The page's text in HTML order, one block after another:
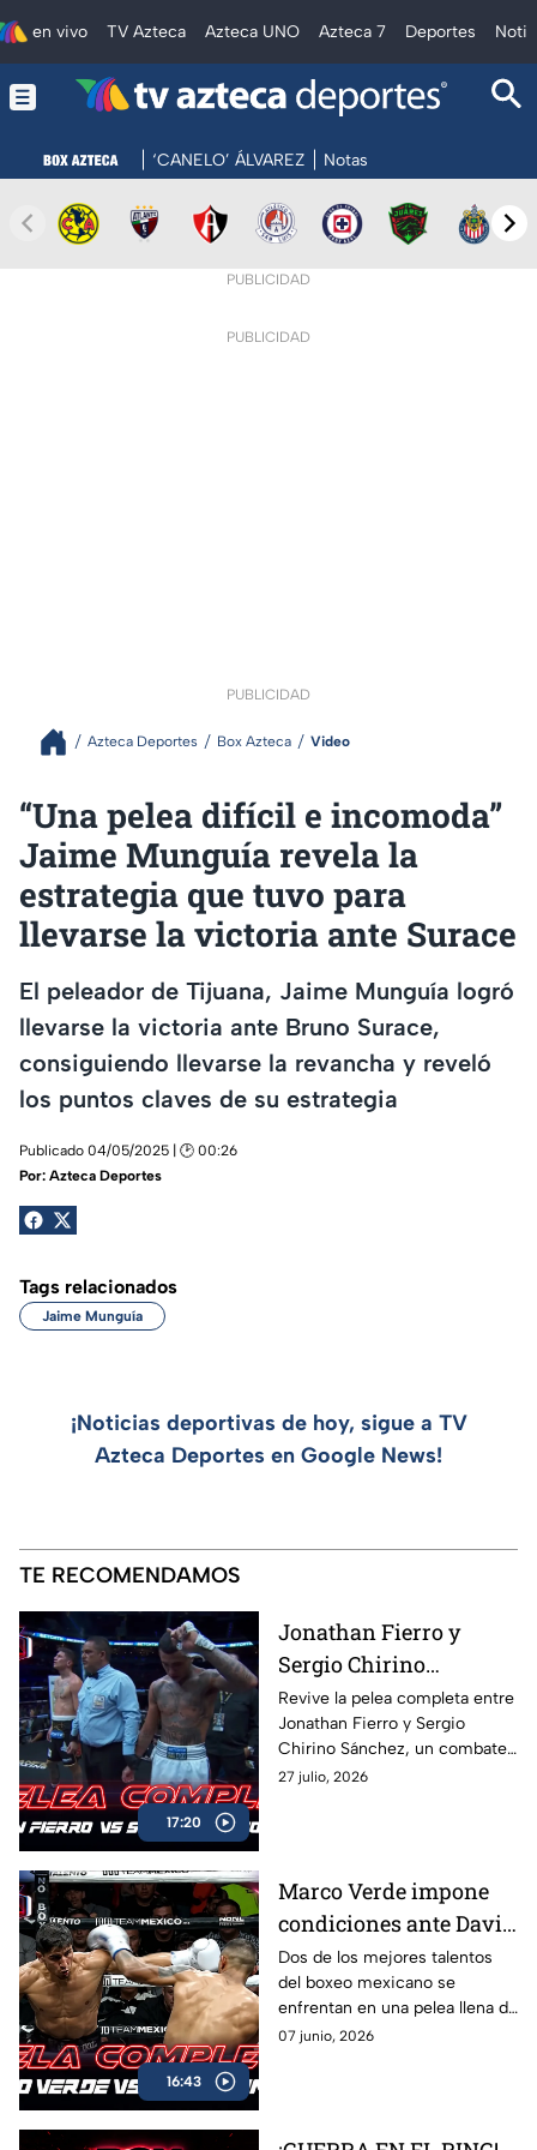
en vivo TV Azteca Azteca UNO Azteca 7 Deportes
‘CANELO’ ÁLVAREZ Notas
PUBLICIDAD
PUBLICIDAD
PUBLICIDAD
Azteca Deportes Box Azteca Video
“Una pelea difícil e incomoda”
Jaime Munguía revela la
estrategia que tuvo para
llevarse la victoria ante Surace
El peleador de Tijuana, Jaime Munguía logró
llevarse la victoria ante Bruno Surace,
consiguiendo llevarse la revancha y reveló
los puntos claves de su estrategia
Publicado 04/05/2025 | 🕑 00:26
Por: Azteca Deportes
Tags relacionados
Jaime Munguía
¡Noticias deportivas de hoy, sigue a TV
Azteca Deportes en Google News!
TE RECOMENDAMOS
17:20
Jonathan Fierro y
Sergio Chirino
protagonizan una
guerra sobre el ring
Revive la pelea completa entre
Jonathan Fierro y Sergio
Chirino Sánchez, un combate
lleno de intensidad,
27 julio, 2026
16:43
Marco Verde impone
condiciones ante David
Camacho en una
intensa batalla de Box
Azteca
Dos de los mejores talentos
del boxeo mexicano se
enfrentan en una pelea llena de
acción, potencia y grandes
07 junio, 2026